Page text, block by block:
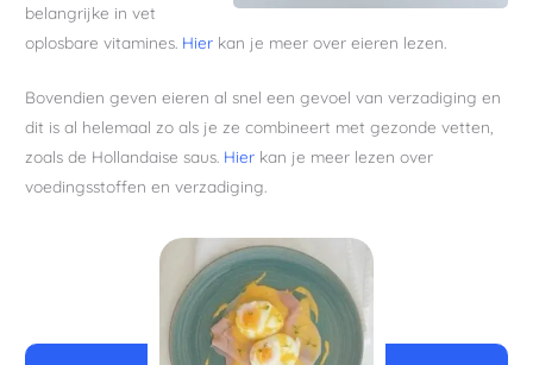
belangrijke in vet
oplosbare vitamines. Hier kan je meer over eieren lezen.
Bovendien geven eieren al snel een gevoel van verzadiging en
dit is al helemaal zo als je ze combineert met gezonde vetten,
zoals de Hollandaise saus. Hier kan je meer lezen over
voedingsstoffen en verzadiging.
minuten